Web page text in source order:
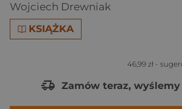
Wojciech Drewniak
KSIĄŻKA
46,99 zł -
Zamów teraz, wyślemy